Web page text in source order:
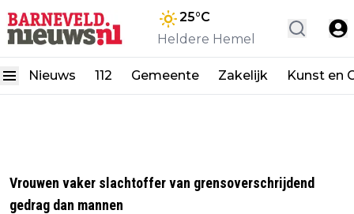
25°C
Heldere Hemel
Nieuws 112 Gemeente Zakelijk Kunst en
Vrouwen vaker slachtoffer van grensoverschrijdend
gedrag dan mannen